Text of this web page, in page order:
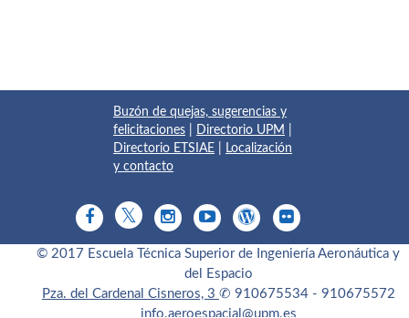
Buzón de quejas, sugerencias y
felicitaciones
Directorio UPM
Directorio ETSIAE
Localización
y contacto
© 2017 Escuela Técnica Superior de Ingeniería Aeronáutica y
del Espacio
Pza. del Cardenal Cisneros, 3 ✆ 910675534 - 910675572
info.aeroespacial@upm.es